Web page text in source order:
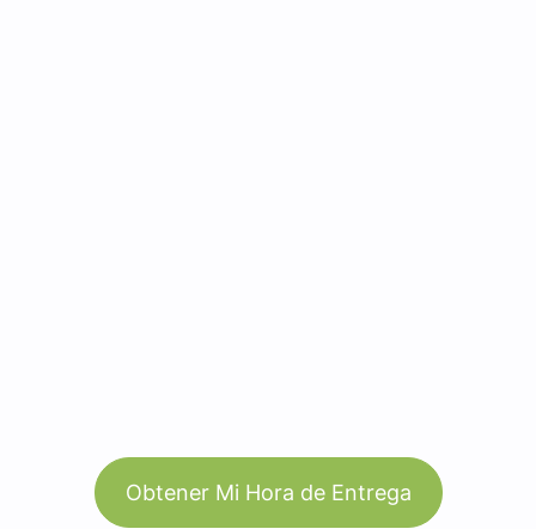
Obtener Mi Hora de Entrega